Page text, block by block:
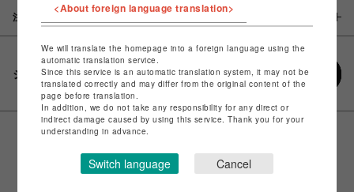
注意事項
シェアする
<About foreign language translation>
We will translate the homepage into a foreign language using the
automatic translation service.
Since this service is an automatic translation system, it may not be
translated correctly and may differ from the original content of the
page before translation.
In addition, we do not take any responsibility for any direct or
indirect damage caused by using this service. Thank you for your
understanding in advance.
Switch language Cancel